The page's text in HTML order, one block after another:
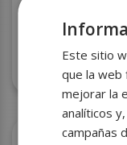
VASO CARTON
Este sitio
que la web
mejorar la
analíticos
campañas